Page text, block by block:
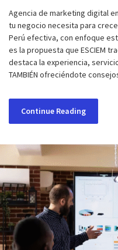
Agencia de marketing digital
tu negocio necesita para
Perú efectiva, con enfoque
es la propuesta que ESCIEM
destaca la experiencia,
TAMBIÉN ofreciéndote
Continue Reading